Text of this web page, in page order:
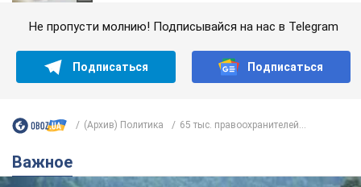
Не пропусти молнию! Подписывайся на нас в Telegram
Подписаться Подписаться
(Архив) Политика 65 тыс. правоохранителей...
Важное